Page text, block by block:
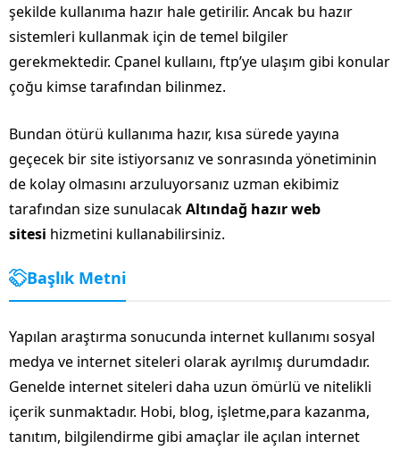
şekilde kullanıma hazır hale getirilir. Ancak bu hazır
sistemleri kullanmak için de temel bilgiler
gerekmektedir. Cpanel kullaını, ftp’ye ulaşım gibi konular
çoğu kimse tarafından bilinmez.
Bundan ötürü kullanıma hazır, kısa sürede yayına
geçecek bir site istiyorsanız ve sonrasında yönetiminin
de kolay olmasını arzuluyorsanız uzman ekibimiz
tarafından size sunulacakAltındağ hazır web
sitesi hizmetini kullanabilirsiniz.
Başlık Metni
Yapılan araştırma sonucunda internet kullanımı sosyal
medya ve internet siteleri olarak ayrılmış durumdadır.
Genelde internet siteleri daha uzun ömürlü ve nitelikli
içerik sunmaktadır. Hobi, blog, işletme,para kazanma,
tanıtım, bilgilendirme gibi amaçlar ile açılan internet